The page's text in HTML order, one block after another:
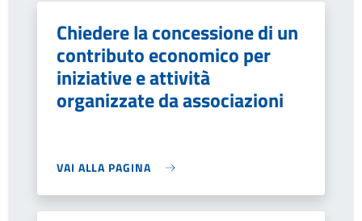
Chiedere la concessione di un
contributo economico per
iniziative e attività
organizzate da associazioni
VAI ALLA PAGINA